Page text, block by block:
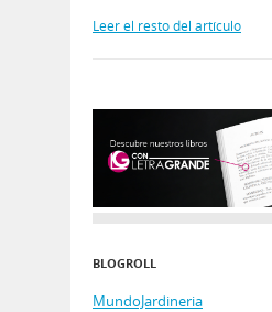
Leer el resto del artículo
BLOGROLL
MundoJardineria